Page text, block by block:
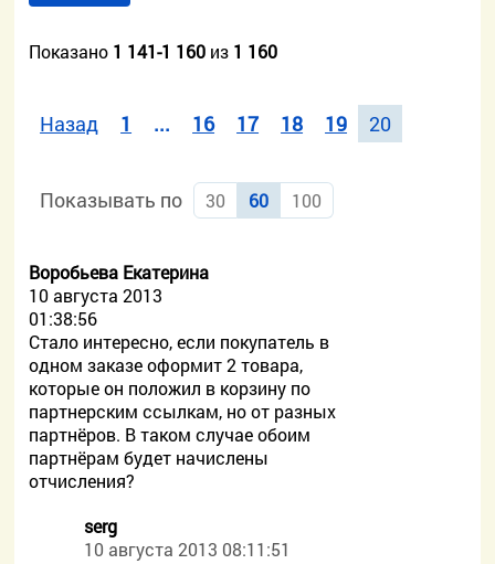
Показано 1 141-1 160 из 1 160
Назад 1 ... 16 17 18 19 20
Показывать по 30 60 100
Воробьева Екатерина
10 августа 2013
01:38:56
Стало интересно, если покупатель в
одном заказе оформит 2 товара,
которые он положил в корзину по
партнерским ссылкам, но от разных
партнёров. В таком случае обоим
партнёрам будет начислены
отчисления?
serg
10 августа 2013 08:11:51